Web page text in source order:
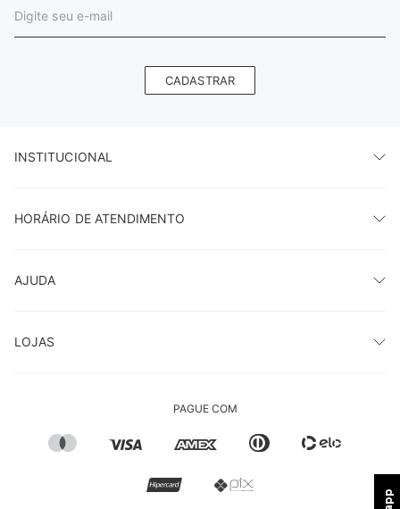
CADASTRAR
INSTITUCIONAL
HORÁRIO DE ATENDIMENTO
AJUDA
LOJAS
PAGUE COM